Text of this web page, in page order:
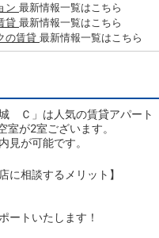
ン 最新情報一覧はこちら
貸 最新情報一覧はこちら
の賃貸 最新情報一覧はこちら
Ｃ」は人気の賃貸アパート
が2室ございます。
見が可能です。
に相談するメリット】
ートいたします！